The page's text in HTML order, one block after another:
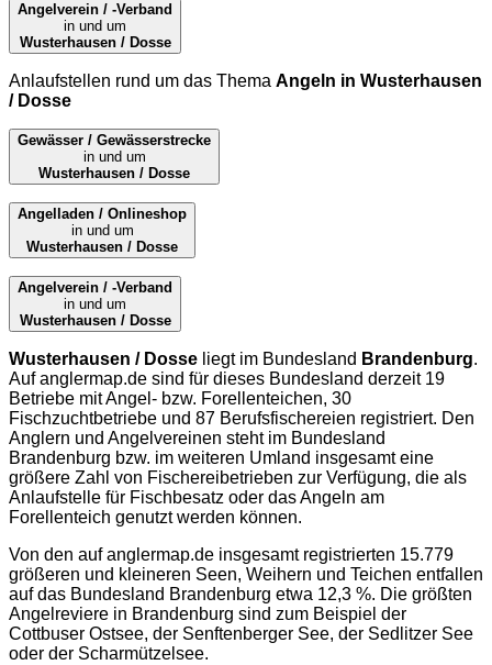
Angelverein / -Verband
in und um
Wusterhausen / Dosse
Anlaufstellen rund um das Thema Angeln in Wusterhausen
/ Dosse
Gewässer / Gewässerstrecke
in und um
Wusterhausen / Dosse
Angelladen / Onlineshop
in und um
Wusterhausen / Dosse
Angelverein / -Verband
in und um
Wusterhausen / Dosse
Wusterhausen / Dosse liegt im Bundesland Brandenburg.
Aufanglermap.de sind für dieses Bundesland derzeit 19
Betriebe mit Angel- bzw. Forellenteichen, 30
Fischzuchtbetriebe und 87 Berufsfischereien registriert. Den
Anglern und Angelvereinen steht im Bundesland
Brandenburg bzw. im weiteren Umland insgesamt eine
größere Zahl von Fischereibetrieben zur Verfügung, die als
Anlaufstelle für Fischbesatz oder das Angeln am
Forellenteich genutzt werden können.
Von den aufanglermap.de insgesamt registrierten 15.779
größeren und kleineren Seen, Weihern und Teichen entfallen
auf das Bundesland Brandenburg etwa 12,3 %. Die größten
Angelreviere in Brandenburg sind zum Beispiel der
Cottbuser Ostsee, der Senftenberger See, der Sedlitzer See
oder der Scharmützelsee.